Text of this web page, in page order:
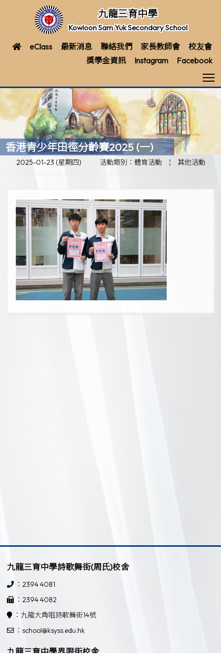
九龍三育中學
Kowloon Sam Yuk Secondary School
eClass 最新消息 聯絡我們 家長教師會
校友會
獎學金資訊
Instagram Facebook
香港青少年田徑分齡賽2025 (一)
2025-01-23 (星期四) 活動類別：體育活動 ¦ 其他活動
九龍三育中學詩歌舞街(周氏)校舍
：2394 4081
：2394 4082
：九龍大角咀詩歌舞街14號
：school@ksyss.edu.hk
九龍三育中學界限街校舍